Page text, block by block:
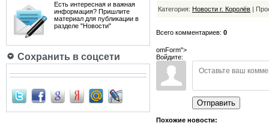
Есть интересная и важная
информация? Пришлите
материал для публикации в
разделе "Новости"
Сохранить в соцсети
Категория: Новости г. Королёв |
Всего комментариев: 0
omForm">
Войдите:
Отправить
Похожие новости: